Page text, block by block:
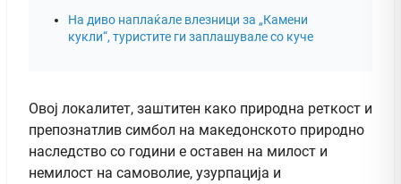
На диво наплаќале влезници за „Камени
кукли“, туристите ги заплашувале со куче
Овој локалитет, заштитен како природна реткост и
препознатлив симбол на македонското природно
наследство со години е оставен на милост и
немилост на самоволие, узурпација и